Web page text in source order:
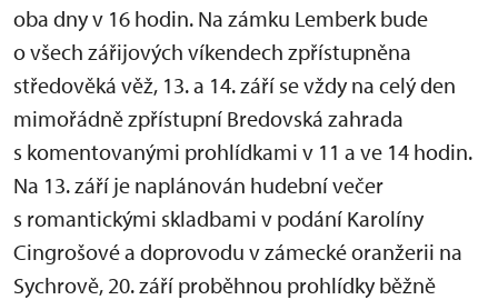
oba dny v 16 hodin. Na zámku Lemberk bude
o všech zářijových víkendech zpřístupněna
středověká věž, 13. a 14. září se vždy na celý den
mimořádně zpřístupní Bredovská zahrada
s komentovanými prohlídkami v 11 a ve 14 hodin.
Na 13. září je naplánován hudební večer
s romantickými skladbami v podání Karolíny
Cingrošové a doprovodu v zámecké oranžerii na
Sychrově, 20. září proběhnou prohlídky běžně